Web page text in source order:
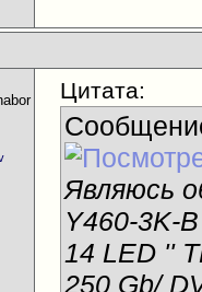
Цитата:
Являюсь
Y460-3K-B
14 LED ''
250 Gb/